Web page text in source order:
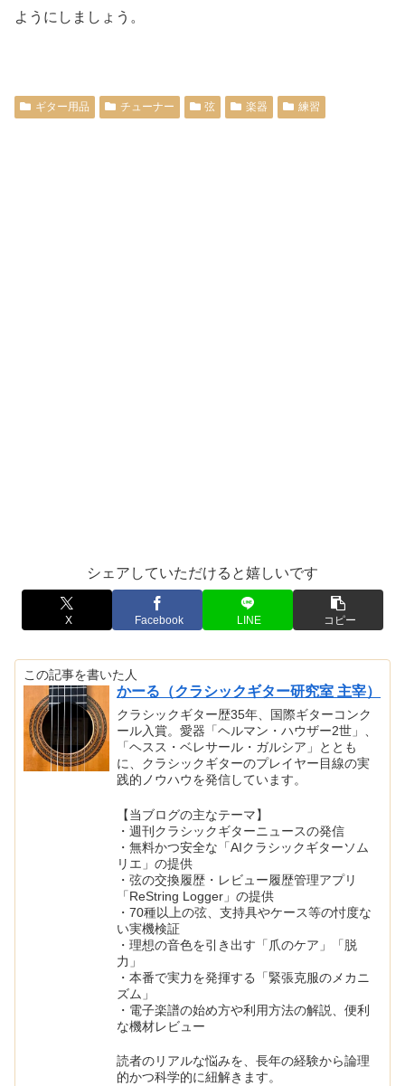
ようにしましょう。
ギター用品 チューナー 弦 楽器 練習
シェアしていただけると嬉しいです
X Facebook LINE コピー
この記事を書いた人
かーる（クラシックギター研究室 主宰）
クラシックギター歴35年、国際ギターコンク
ール入賞。愛器「ヘルマン・ハウザー2世」、
「ヘスス・ベレサール・ガルシア」ととも
に、クラシックギターのプレイヤー目線の実
践的ノウハウを発信しています。
【当ブログの主なテーマ】
・週刊クラシックギターニュースの発信
・無料かつ安全な「AIクラシックギターソム
リエ」の提供
・弦の交換履歴・レビュー履歴管理アプリ
「ReString Logger」の提供
・70種以上の弦、支持具やケース等の忖度な
い実機検証
・理想の音色を引き出す「爪のケア」「脱
力」
・本番で実力を発揮する「緊張克服のメカニ
ズム」
・電子楽譜の始め方や利用方法の解説、便利
な機材レビュー
読者のリアルな悩みを、長年の経験から論理
的かつ科学的に紐解きます。